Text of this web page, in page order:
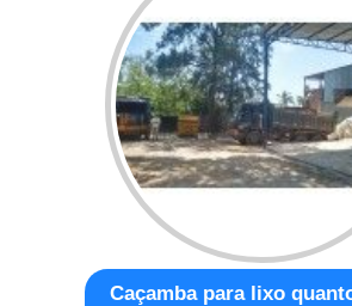
Caçamba para lixo